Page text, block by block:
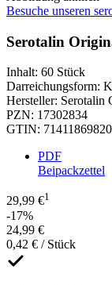
Besuche unseren
Serotalin
Inhalt: 60 Stück
Darreichungsform:
Hersteller: Serotalin
PZN: 17302834
GTIN:
PDF
Beipackzettel
29,99 €1
-17%
24,99 €
0,42 € / Stück